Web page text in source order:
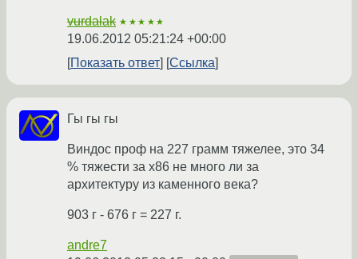
vurdalak ★★★★★
19.06.2012 05:21:24 +00:00
Показать ответ
Ссылка
Гы гы гы
Виндос проф на 227 грамм тяжелее, это 34
% тяжести за х86 не много ли за
архитектуру из каменного века?
903 г - 676 г = 227 г.
andre7